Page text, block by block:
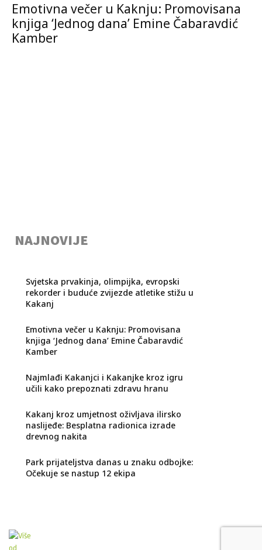
Emotivna večer u Kaknju: Promovisana
knjiga ‘Jednog dana’ Emine Čabaravdić
Kamber
NAJNOVIJE
Svjetska prvakinja, olimpijka, evropski
rekorder i buduće zvijezde atletike stižu u
Kakanj
Emotivna večer u Kaknju: Promovisana
knjiga ‘Jednog dana’ Emine Čabaravdić
Kamber
Najmlađi Kakanjci i Kakanjke kroz igru
učili kako prepoznati zdravu hranu
Kakanj kroz umjetnost oživljava ilirsko
naslijeđe: Besplatna radionica izrade
drevnog nakita
Park prijateljstva danas u znaku odbojke:
Očekuje se nastup 12 ekipa